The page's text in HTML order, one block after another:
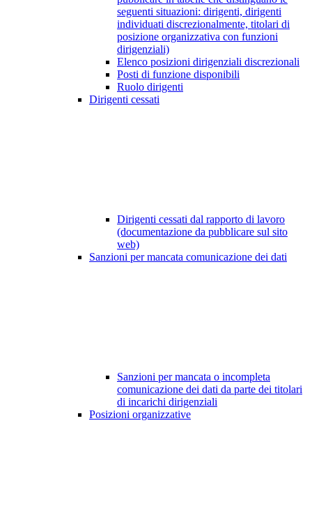
seguenti situazioni: dirigenti, dirigenti
individuati discrezionalmente, titolari di
posizione organizzativa con funzioni
dirigenziali)
Elenco posizioni dirigenziali discrezionali
Posti di funzione disponibili
Ruolo dirigenti
Dirigenti cessati
Dirigenti cessati dal rapporto di lavoro
(documentazione da pubblicare sul sito
web)
Sanzioni per mancata comunicazione dei dati
Sanzioni per mancata o incompleta
comunicazione dei dati da parte dei titolari
di incarichi dirigenziali
Posizioni organizzative